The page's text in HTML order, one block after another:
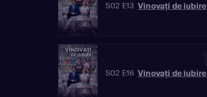
S02 E13 Vinovaţi de iubire
S02 E16 Vinovaţi de iubire